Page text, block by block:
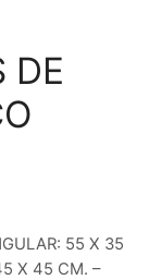
DE
55 X 35
X 45 CM. –